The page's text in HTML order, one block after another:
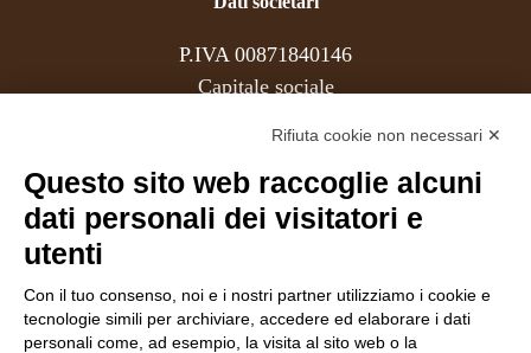
P.IVA 00871840146
Capitale sociale
Associati
Follow Us
Rifiuta cookie non necessari ✕
Questo sito web raccoglie alcuni
dati personali dei visitatori e
utenti
Con il tuo consenso, noi e i nostri partner utilizziamo i cookie e
tecnologie simili per archiviare, accedere ed elaborare i dati
personali come, ad esempio, la visita al sito web o la